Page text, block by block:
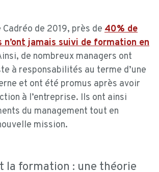
de 2019, près de 40% de
n’ont jamais suivi de formation en
de nombreux managers ont
à responsabilités au terme d’une
et ont été promus après avoir
à l’entreprise. Ils ont ainsi
du management tout en
mission.
la formation : une théorie